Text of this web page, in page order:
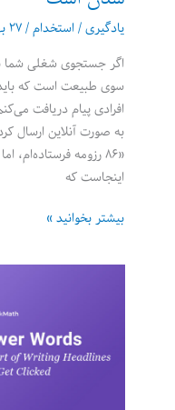
یادگیری/استخدام/۲۷ بهمن ۱۴۰۳
اگر جستجوی شغلی شما
سوی طبیعت است که
به صورت آنلاین ارسال
«۸۶ رزومه
اینجاست که
در
شغلی
این
بیشتر بخوانید »